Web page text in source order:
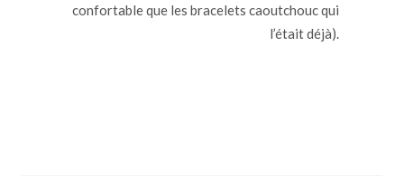
confortable que les bracelets caoutchouc qui
l’était déjà).